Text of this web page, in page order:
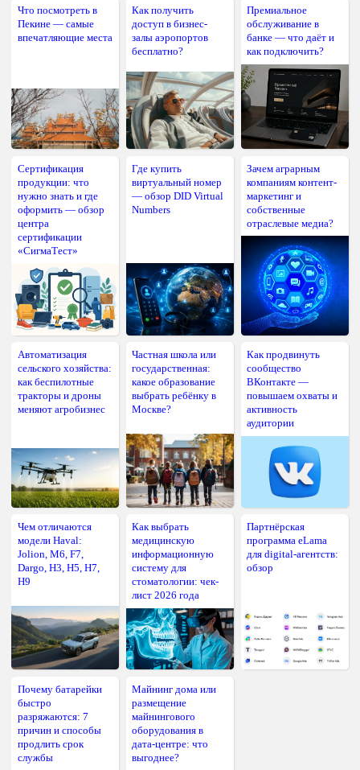
Что посмотреть в
Пекине — самые
впечатляющие места
Как получить
доступ в бизнес-
залы аэропортов
бесплатно?
Премиальное
обслуживание в
банке — что даёт и
как подключить?
Сертификация
продукции: что
нужно знать и где
оформить — обзор
центра
сертификации
«СигмаТест»
Где купить
виртуальный номер
— обзор DID Virtual
Numbers
Зачем аграрным
компаниям контент-
маркетинг и
собственные
отраслевые медиа?
Автоматизация
сельского хозяйства:
как беспилотные
тракторы и дроны
меняют агробизнес
Частная школа или
государственная:
какое образование
выбрать ребёнку в
Москве?
Как продвинуть
сообщество
ВКонтакте —
повышаем охваты и
активность
аудитории
Чем отличаются
модели Haval:
Jolion, M6, F7,
Dargo, H3, H5, H7,
H9
Как выбрать
медицинскую
информационную
систему для
стоматологии: чек-
лист 2026 года
Партнёрская
программа eLama
для digital-агентств:
обзор
Почему батарейки
быстро
разряжаются: 7
причин и способы
продлить срок
службы
Майнинг дома или
размещение
майнингового
оборудования в
дата-центре: что
выгоднее?